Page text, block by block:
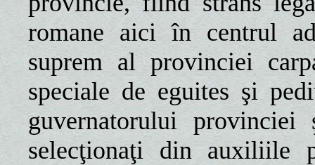
romane aici în centrul
suprem al provinciei
speciale de eguites şi
guvernatorului
selecţionaţi din auxiliile